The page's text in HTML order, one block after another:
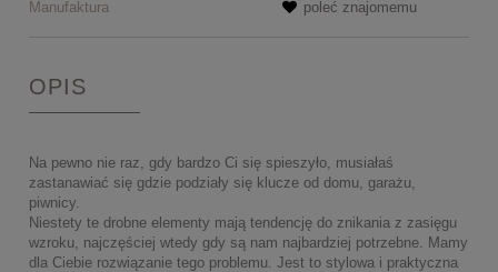
Manufaktura
poleć znajomemu
OPIS
Na pewno nie raz, gdy bardzo Ci się spieszyło, musiałaś
zastanawiać się gdzie podziały się klucze od domu, garażu,
piwnicy.
Niestety te drobne elementy mają tendencję do znikania z zasięgu
wzroku, najczęściej wtedy gdy są nam najbardziej potrzebne. Mamy
dla Ciebie rozwiązanie tego problemu. Jest to stylowa i praktyczna